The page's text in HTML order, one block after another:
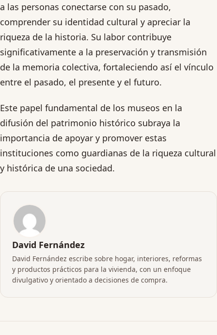
a las personas conectarse con su pasado,
comprender su identidad cultural y apreciar la
riqueza de la historia. Su labor contribuye
significativamente a la preservación y transmisión
de la memoria colectiva, fortaleciendo así el vínculo
entre el pasado, el presente y el futuro.
Este papel fundamental de los museos en la
difusión del patrimonio histórico subraya la
importancia de apoyar y promover estas
instituciones como guardianas de la riqueza cultural
y histórica de una sociedad.
David Fernández
David Fernández escribe sobre hogar, interiores, reformas
y productos prácticos para la vivienda, con un enfoque
divulgativo y orientado a decisiones de compra.